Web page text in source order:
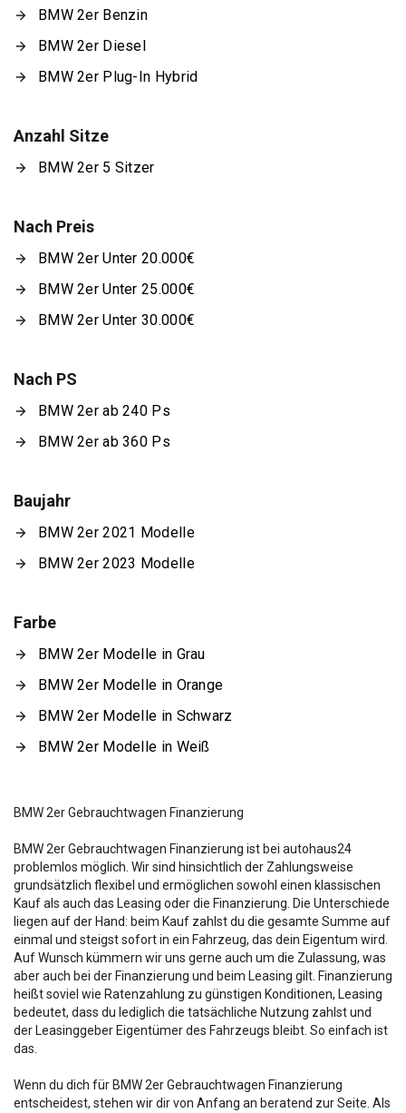
BMW 2er Benzin
BMW 2er Diesel
BMW 2er Plug-In Hybrid
Anzahl Sitze
BMW 2er 5 Sitzer
Nach Preis
BMW 2er Unter 20.000€
BMW 2er Unter 25.000€
BMW 2er Unter 30.000€
Nach PS
BMW 2er ab 240 Ps
BMW 2er ab 360 Ps
Baujahr
BMW 2er 2021 Modelle
BMW 2er 2023 Modelle
Farbe
BMW 2er Modelle in Grau
BMW 2er Modelle in Orange
BMW 2er Modelle in Schwarz
BMW 2er Modelle in Weiß
BMW 2er Gebrauchtwagen Finanzierung
BMW 2er Gebrauchtwagen Finanzierung ist bei autohaus24
problemlos möglich. Wir sind hinsichtlich der Zahlungsweise
grundsätzlich flexibel und ermöglichen sowohl einen klassischen
Kauf als auch das Leasing oder die Finanzierung. Die Unterschiede
liegen auf der Hand: beim Kauf zahlst du die gesamte Summe auf
einmal und steigst sofort in ein Fahrzeug, das dein Eigentum wird.
Auf Wunsch kümmern wir uns gerne auch um die Zulassung, was
aber auch bei der Finanzierung und beim Leasing gilt. Finanzierung
heißt soviel wie Ratenzahlung zu günstigen Konditionen, Leasing
bedeutet, dass du lediglich die tatsächliche Nutzung zahlst und
der Leasinggeber Eigentümer des Fahrzeugs bleibt. So einfach ist
das.
Wenn du dich für BMW 2er Gebrauchtwagen Finanzierung
entscheidest, stehen wir dir von Anfang an beratend zur Seite. Als